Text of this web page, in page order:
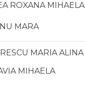
ROXANA MIHAELA
MARA
MARIA ALINA
MIHAELA